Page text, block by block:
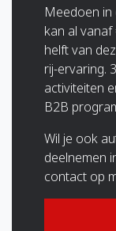
Meedoen
kan al vanaf
helft van
rij-ervaring.
activiteiten
B2B
Wil je ook
deelnemen
contact op